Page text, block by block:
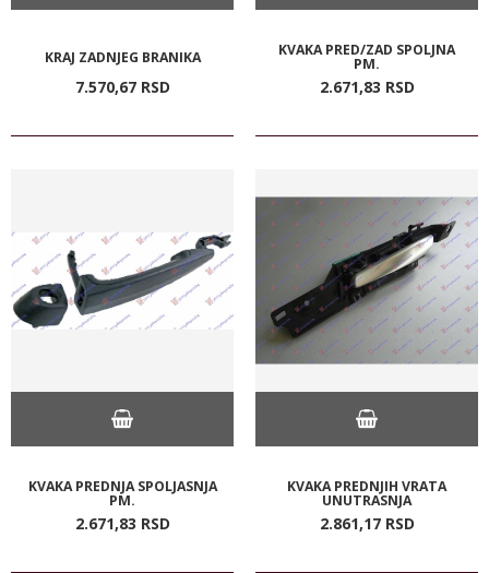
KRAJ ZADNJEG BRANIKA
7.570,67 RSD
KVAKA PRED/ZAD SPOLJNA
PM.
2.671,83 RSD
KVAKA PREDNJA SPOLJASNJA
PM.
2.671,83 RSD
KVAKA PREDNJIH VRATA
UNUTRASNJA
2.861,17 RSD